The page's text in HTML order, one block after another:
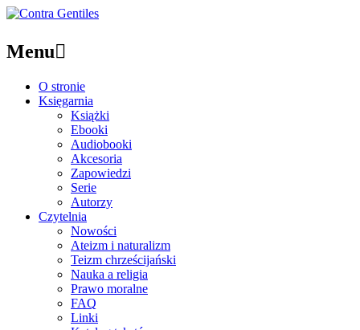
Menu
O stronie
Księgarnia
Książki
Ebooki
Audiobooki
Akcesoria
Zapowiedzi
Serie
Autorzy
Czytelnia
Nowości
Ateizm i naturalizm
Teizm chrześcijański
Nauka a religia
Prawo moralne
FAQ
Linki